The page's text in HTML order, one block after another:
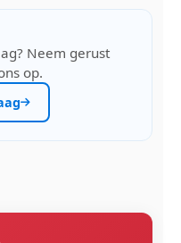
Neem gerust
op.